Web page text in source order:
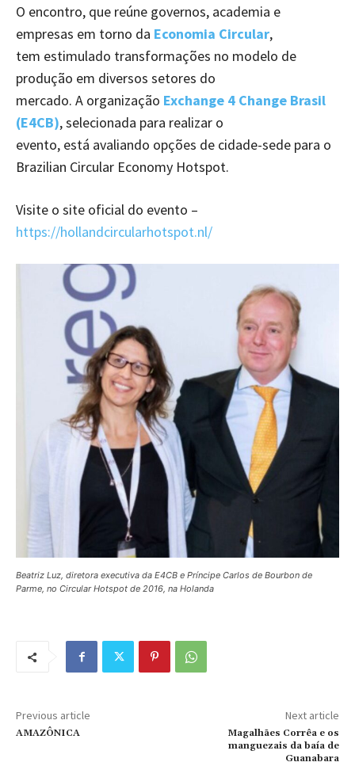
O encontro, que reúne governos, academia e
empresas em torno da Economia Circular,
tem estimulado transformações no modelo de
produção em diversos setores do
mercado. A organização Exchange 4 Change Brasil
(E4CB), selecionada para realizar o
evento, está avaliando opções de cidade-sede para o
Brazilian Circular Economy Hotspot.
Visite o site oficial do evento –
https://hollandcircularhotspot.nl/
Beatriz Luz, diretora executiva da E4CB e Príncipe Carlos de Bourbon de
Parme, no Circular Hotspot de 2016, na Holanda
Previous article
AMAZÔNICA
Next article
Magalhães Corrêa e os
manguezais da baía de
Guanabara